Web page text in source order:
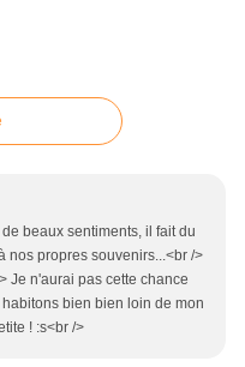
beaux sentiments, il fait du
nos propres souvenirs...<br />
Je n'aurai pas cette chance
bien bien loin de mon
! :s<br />